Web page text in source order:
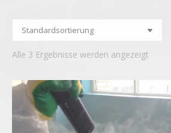
Alle 3 Ergebnisse werden angezeigt